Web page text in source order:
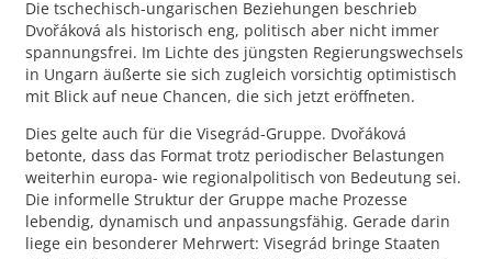
Die tschechisch-ungarischen Beziehungen beschrieb
Dvořáková als historisch eng, politisch aber nicht immer
spannungsfrei. Im Lichte des jüngsten Regierungswechsels
in Ungarn äußerte sie sich zugleich vorsichtig optimistisch
mit Blick auf neue Chancen, die sich jetzt eröffneten.
Dies gelte auch für die Visegrád-Gruppe. Dvořáková
betonte, dass das Format trotz periodischer Belastungen
weiterhin europa- wie regionalpolitisch von Bedeutung sei.
Die informelle Struktur der Gruppe mache Prozesse
lebendig, dynamisch und anpassungsfähig. Gerade darin
liege ein besonderer Mehrwert: Visegrád bringe Staaten